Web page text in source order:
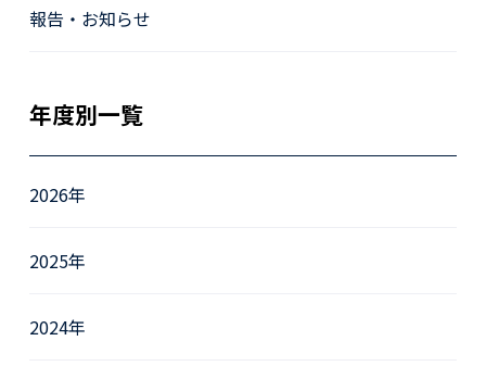
報告・お知らせ
年度別一覧
2026年
2025年
2024年